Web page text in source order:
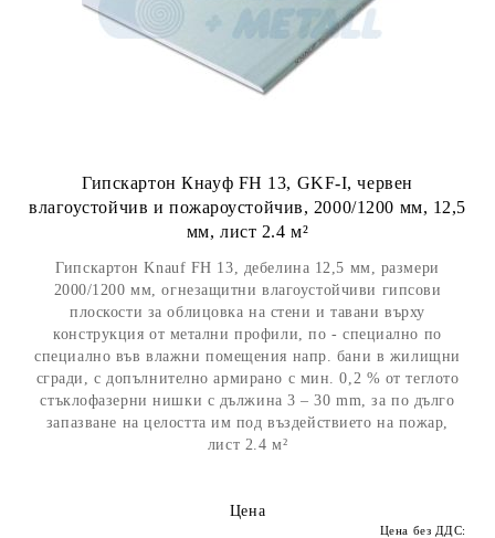
Гипскартон Кнауф FH 13, GKF-I, червен
влагоустойчив и пожароустойчив, 2000/1200 мм, 12,5
мм, лист 2.4 м²
Гипскартон Knauf FH 13, дебелина 12,5 мм, размери
2000/1200 мм, огнезащитни влагоустойчиви гипсови
плоскости за облицовка на стени и тавани върху
конструкция от метални профили, по - специално по
специално във влажни помещения напр. бани в жилищни
сгради, с допълнително армирано с мин. 0,2 % от теглото
стъклофазерни нишки с дължина 3 – 30 mm, за по дълго
запазване на целостта им под въздействието на пожар,
лист 2.4 м²
Цена
Цена без ДДС: